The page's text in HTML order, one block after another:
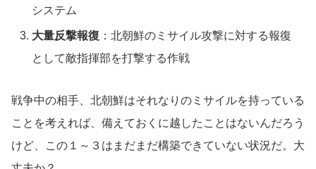
システム
大量反撃報復 ：北朝鮮のミサイル攻撃に対する報復
として敵指揮部を打撃する作戦
戦争中の相手、北朝鮮はそれなりのミサイルを持っている
ことを考えれば、備えておくに越したことはないんだろう
けど、この１～３はまだまだ構築できていない状況だ。大